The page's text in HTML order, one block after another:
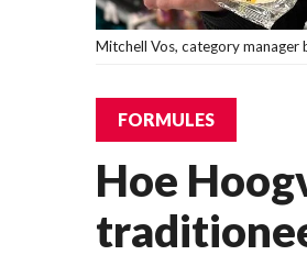
Mitchell Vos, category
FORMULES
Hoe